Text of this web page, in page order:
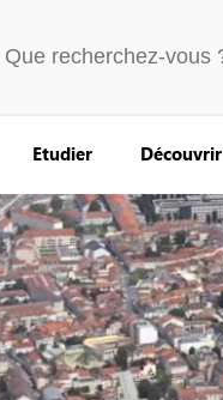
Etudier Découvrir